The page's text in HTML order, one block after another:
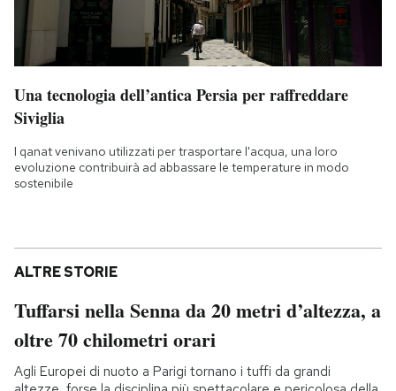
Una tecnologia dell’antica Persia per raffreddare
Siviglia
I qanat venivano utilizzati per trasportare l'acqua, una loro
evoluzione contribuirà ad abbassare le temperature in modo
sostenibile
ALTRE STORIE
Tuffarsi nella Senna da 20 metri d’altezza, a
oltre 70 chilometri orari
Agli Europei di nuoto a Parigi tornano i tuffi da grandi